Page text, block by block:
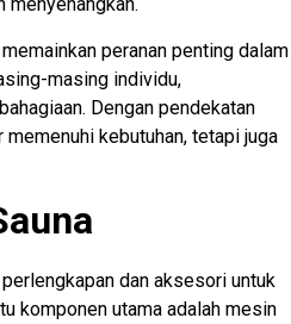
peranan penting dalam
masing individu,
Dengan pendekatan
kebutuhan, tetapi juga
dan aksesori untuk
komponen utama adalah mesin